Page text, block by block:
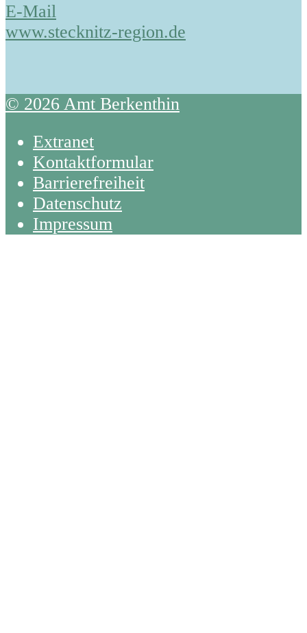
E-Mail
www.stecknitz-region.de
© 2026 Amt Berkenthin
Extranet
Kontaktformular
Barrierefreiheit
Datenschutz
Impressum